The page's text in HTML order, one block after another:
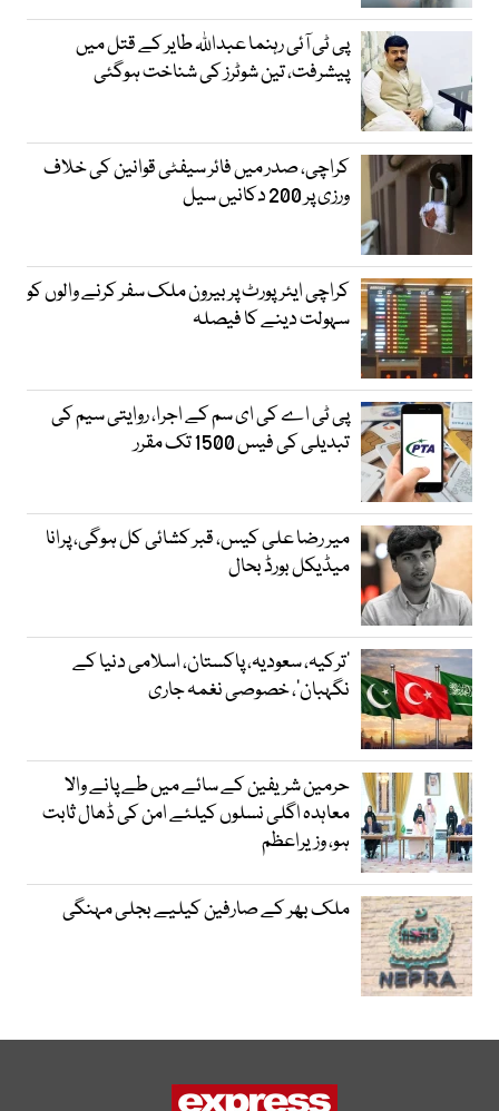
پی ٹی آئی رہنما عبداللہ طایر کے قتل میں
پیشرفت، تین شوٹرز کی شناخت ہوگئی
کراچی، صدر میں فائر سیفٹی قوانین کی خلاف
ورزی پر 200 دکانیں سیل
کراچی ایئرپورٹ پر بیرون ملک سفر کرنے والوں کو
سہولت دینے کا فیصلہ
پی ٹی اے کی ای سم کے اجرا، روایتی سیم کی
تبدیلی کی فیس 1500 تک مقرر
میر رضا علی کیس، قبر کشائی کل ہوگی، پرانا
میڈیکل بورڈ بحال
‘ترکیہ، سعودیہ، پاکستان، اسلامی دنیا کے
نگہبان’، خصوصی نغمہ جاری
حرمین شریفین کے سائے میں طے پانے والا
معاہدہ اگلی نسلوں کیلئے امن کی ڈھال ثابت
ہو، وزیراعظم
ملک بھر کے صارفین کیلیے بجلی مہنگی